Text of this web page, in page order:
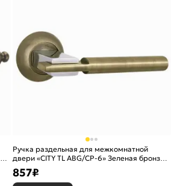
Ручка раздельная для межкомнатной
двери «CITY TL ABG/CP-6» Зеленая бронза/
хром
857₽